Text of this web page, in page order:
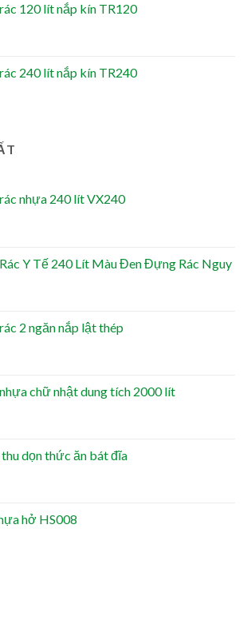
120 lít nắp kín TR120
240 lít nắp kín TR240
nhựa 240 lít VX240
Y Tế 240 Lít Màu Đen Đựng Rác Nguy
2 ngăn nắp lật thép
chữ nhật dung tích 2000 lít
dọn thức ăn bát đĩa
hở HS008